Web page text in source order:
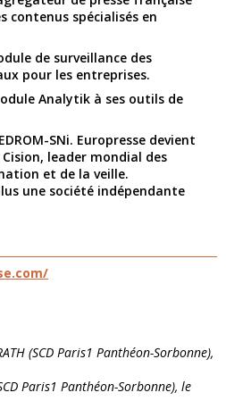
contenus spécialisés en
de surveillance des
pour les entreprises.
Analytik à ses outils de
SNi. Europresse devient
leader mondial des
et de la veille.
une société indépendante
(SCD Paris1 Panthéon-Sorbonne),
Paris1 Panthéon-Sorbonne), le